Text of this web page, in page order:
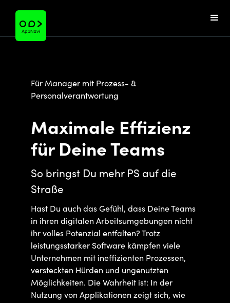
Für Manager mit Prozess- &
Personalverantwortung
Maximale Effizienz
für Deine Teams
So bringst Du mehr PS auf die
Straße
Hast Du auch das Gefühl, dass Deine Teams
in ihren digitalen Arbeitsumgebungen nicht
ihr volles Potenzial entfalten? Trotz
leistungsstarker Software kämpfen viele
Unternehmen mit ineffizienten Prozessen,
versteckten Hürden und ungenutzten
Möglichkeiten. Die Wahrheit ist: In der
Nutzung von Applikationen zeigt sich, wie